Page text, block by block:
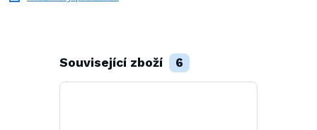
Související zboží 6